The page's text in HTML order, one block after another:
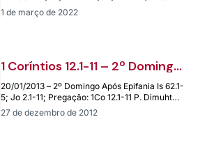
feira da Paixão Pregação: 1º Coríntios 11.23-
26; Leituras:…
1 de março de 2022
1 Coríntios 12.1-11 – 2º Domingo
após Epifania – 20/01/2013
20/01/2013 – 2º Domingo Após Epifania Is 62.1-
5; Jo 2.1-11; Pregação: 1Co 12.1-11 P. Dimuht
Marize Bauchspiess – Vilhena -…
27 de dezembro de 2012